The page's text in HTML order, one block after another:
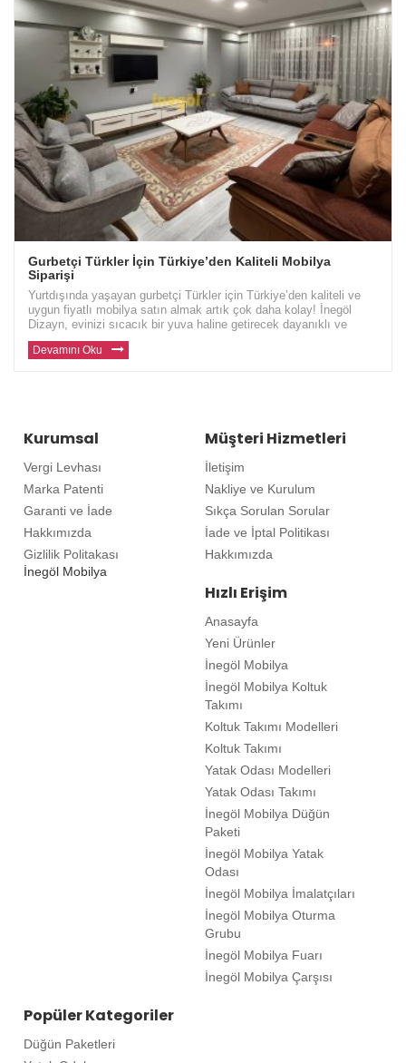
Gurbetçi Türkler İçin Türkiye’den Kaliteli Mobilya
Siparişi
Yurtdışında yaşayan gurbetçi Türkler için Türkiye’den kaliteli ve
uygun fiyatlı mobilya satın almak artık çok daha kolay! İnegöl
Dizayn, evinizi sıcacık bir yuva haline getirecek dayanıklı ve
modern mobilyalar sunuyor. Avrupa ve diğer ülkelerde yaşayan gu
Devamını Oku
Kurumsal
Vergi Levhası
Marka Patenti
Garanti ve İade
Hakkımızda
Gizlilik Politakası
İnegöl Mobilya
Müşteri Hizmetleri
İletişim
Nakliye ve Kurulum
Sıkça Sorulan Sorular
İade ve İptal Politikası
Hakkımızda
Hızlı Erişim
Anasayfa
Yeni Ürünler
İnegöl Mobilya
İnegöl Mobilya Koltuk
Takımı
Koltuk Takımı Modelleri
Koltuk Takımı
Yatak Odası Modelleri
Yatak Odası Takımı
İnegöl Mobilya Düğün
Paketi
İnegöl Mobilya Yatak
Odası
İnegöl Mobilya İmalatçıları
İnegöl Mobilya Oturma
Grubu
İnegöl Mobilya Fuarı
İnegöl Mobilya Çarşısı
Popüler Kategoriler
Düğün Paketleri